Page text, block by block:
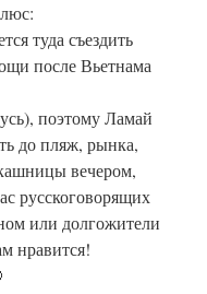
туда съездить
после Вьетнама
поэтому Ламай
до пляж, рынка,
вечером,
русскоговорящих
или долгожители
нравится!